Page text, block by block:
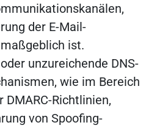
der E-Mail-
ist.
unzureichende DNS-
wie im Bereich
DMARC-Richtlinien,
von Spoofing-